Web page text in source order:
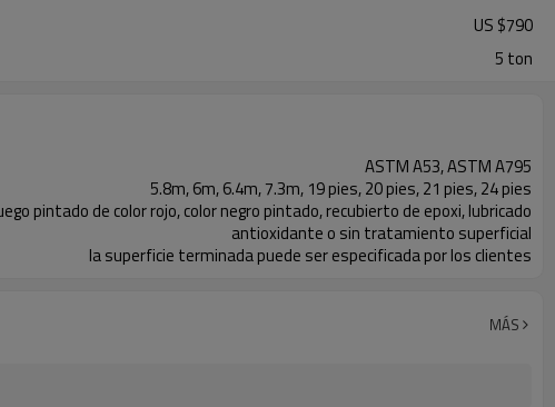
US $790
5 ton
ASTM A53, ASTM A795
5.8m, 6m, 6.4m, 7.3m, 19 pies, 20 pies, 21 pies, 24 pies
pintado de color rojo, color negro pintado, recubierto de epoxi, lubricado
antioxidante o sin tratamiento superficial
la superficie terminada puede ser especificada por los clientes
MÁS